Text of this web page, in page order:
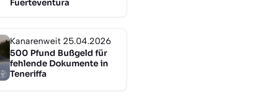
Fuerteventura
Kanarenweit 25.04.2026
500 Pfund Bußgeld für
fehlende Dokumente in
Teneriffa